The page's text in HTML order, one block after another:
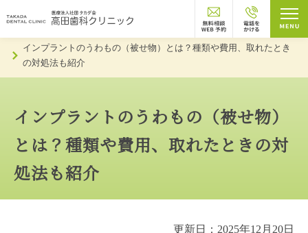
インプラントのうわもの（被せ物）とは？種類や費用、取れたとき
の対処法も紹介
インプラントのうわもの（被せ物）
とは？種類や費用、取れたときの対
処法も紹介
更新日：2025年12月20日